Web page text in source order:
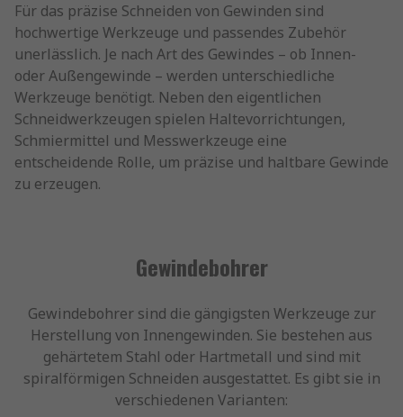
Für das präzise Schneiden von Gewinden sind
hochwertige Werkzeuge und passendes Zubehör
unerlässlich. Je nach Art des Gewindes – ob Innen-
oder Außengewinde – werden unterschiedliche
Werkzeuge benötigt. Neben den eigentlichen
Schneidwerkzeugen spielen Haltevorrichtungen,
Schmiermittel und Messwerkzeuge eine
entscheidende Rolle, um präzise und haltbare Gewinde
zu erzeugen.
Gewindebohrer
Gewindebohrer sind die gängigsten Werkzeuge zur
Herstellung von Innengewinden. Sie bestehen aus
gehärtetem Stahl oder Hartmetall und sind mit
spiralförmigen Schneiden ausgestattet. Es gibt sie in
verschiedenen Varianten: